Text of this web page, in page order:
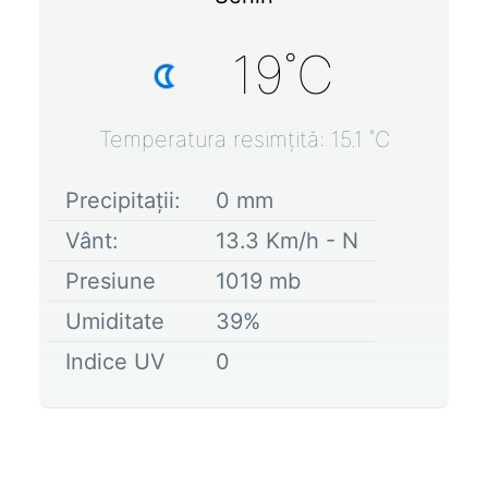
19˚C
Temperatura resimțită: 15.1 ˚C
Precipitații: 0 mm
Vânt:
13.3 Km/h - N
Presiune
1019 mb
Umiditate
39%
Indice UV
0